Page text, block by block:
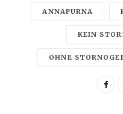
ANNAPURNA
KEIN
OHNE